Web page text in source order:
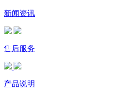
新闻资讯
售后服务
产品说明